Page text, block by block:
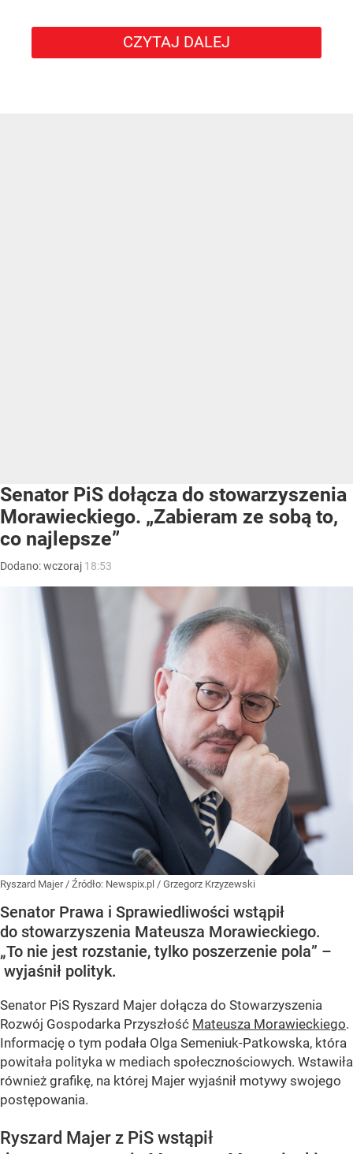
CZYTAJ DALEJ
Senator PiS dołącza do stowarzyszenia
Morawieckiego. „Zabieram ze sobą to,
co najlepsze”
Dodano:wczoraj 18:53
Ryszard Majer / Źródło: Newspix.pl / Grzegorz Krzyzewski
Senator Prawa i Sprawiedliwości wstąpił
do stowarzyszenia Mateusza Morawieckiego.
„To nie jest rozstanie, tylko poszerzenie pola” –
wyjaśnił polityk.
Senator PiS Ryszard Majer dołącza do Stowarzyszenia
Rozwój Gospodarka Przyszłość Mateusza Morawieckiego.
Informację o tym podała Olga Semeniuk-Patkowska, która
powitała polityka w mediach społecznościowych. Wstawiła
również grafikę, na której Majer wyjaśnił motywy swojego
postępowania.
Ryszard Majer z PiS wstąpił